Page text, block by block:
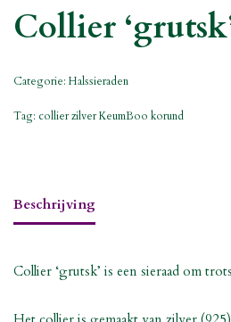
Collier
Categorie: Halssieraden
Tag: collier zilver KeumBoo korund
Beschrijving
Collier ‘grutsk’ is een sieraad om